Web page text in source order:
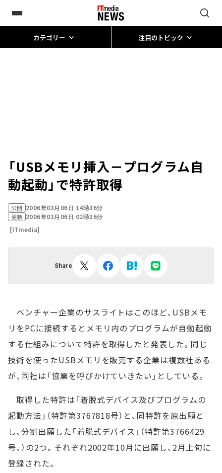
カテゴリー 注目のトピック
「USBメモリ挿入－プログラム自
動起動」で特許取得
公開 2006年03月06日 14時36分
更新 2006年03月06日 02時36分
[ITmedia]
Share
ベンチャー企業のサスライトはこのほど、USBメモ
リをPCに接続するとメモリ内のプログラムが自動起動
する仕組みについて特許を取得したと発表した。同じ
技術を使ったUSBメモリを販売する企業は複数社ある
が、同社は「協業を呼びかけていきたい」としている。
取得した特許は「着脱式デバイス及びプログラムの
起動方法」（特許第3767818号）と、同特許を原出願と
し、分割出願した「着脱式デバイス」（特許第3766429
号、）の2つ。それぞれ2002年10月に出願し、2月上旬に
登録された。